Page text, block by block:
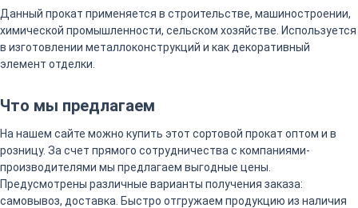
Данный прокат применяется в строительстве, машиностроении,
химической промышленности, сельском хозяйстве. Используется
в изготовлении металлоконструкций и как декоративный
элемент отделки.
Что мы предлагаем
На нашем сайте можно купить этот сортовой прокат оптом и в
розницу. За счет прямого сотрудничества с компаниями-
производителями мы предлагаем выгодные цены.
Предусмотрены различные варианты получения заказа:
самовывоз, доставка. Быстро отгружаем продукцию из наличия